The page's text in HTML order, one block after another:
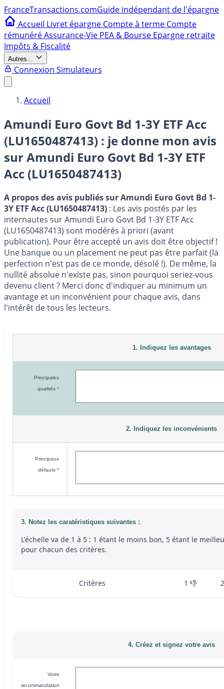
FranceTransactions.comGuide indépendant de l'épargne
Accueil Livret épargne Compte à terme Compte
rémunéréAssurance-Vie PEA & Bourse Epargne retraite
Impôts & Fiscalité
Autres...
Connexion Simulateurs
Accueil
Amundi Euro Govt Bd 1-3Y ETF Acc
(LU1650487413) : je donne mon avis
surAmundi Euro Govt Bd 1-3Y ETF
Acc (LU1650487413)
A propos des avis publiés sur Amundi Euro Govt Bd 1-
3Y ETF Acc (LU1650487413) : Les avis postés par les
internautes sur Amundi Euro Govt Bd 1-3Y ETF Acc
(LU1650487413) sont modérés à priori (avant
publication). Pour être accepté un avis doit être objectif !
Une banque ou un placement ne peut pas être parfait (la
perfection n'est pas de ce monde, désolé !). De même, la
nullité absolue n'existe pas, sinon pourquoi seriez-vous
devenu client ? Merci donc d'indiquer au minimum un
avantage et un inconvénient pour chaque avis, dans
l'intérêt de tous les lecteurs.
1. Indiquez les avantages
Principales
qualités *
2. Indiquez les inconvénients
Principaux
défauts *
3. Notez les caratéristiques suivantes :
L'échelle va de 1 à 5 : 1 étant le moins bon, 5 étant le
pour chacun des critères.
Critères 1 👎 2
4. Créez et signez votre avis
Votre
recommandation